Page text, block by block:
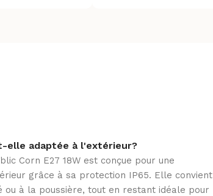
elle adaptée à l'extérieur?
Corn E27 18W est conçue pour une
grâce à sa protection IP65. Elle convient
ou à la poussière, tout en restant idéale pour